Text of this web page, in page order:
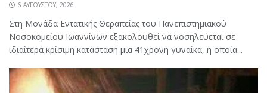
6 ΑΥΓΟΎΣΤΟΥ, 2026
Στη Μονάδα Εντατικής Θεραπείας του Πανεπιστημιακού
Νοσοκομείου Ιωαννίνων εξακολουθεί να νοσηλεύεται σε
ιδιαίτερα κρίσιμη κατάσταση μια 41χρονη γυναίκα, η οποία...